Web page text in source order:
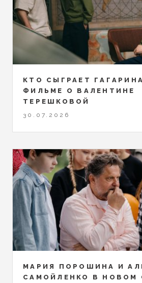
КТО СЫГРАЕТ
ФИЛЬМЕ О ВАЛЕНТИНЕ
ТЕРЕШКОВОЙ
30.07.2026
МАРИЯ ПОРОШИНА И
САМОЙЛЕНКО В НОВОМ